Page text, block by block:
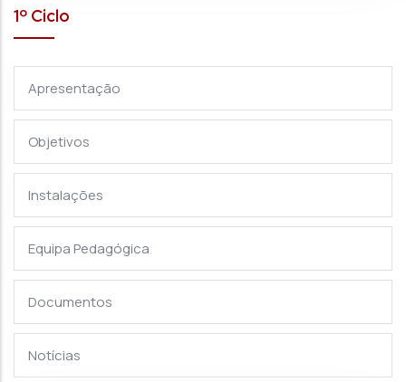
1º Ciclo
Apresentação
Objetivos
Instalações
Equipa Pedagógica
Documentos
Notícias